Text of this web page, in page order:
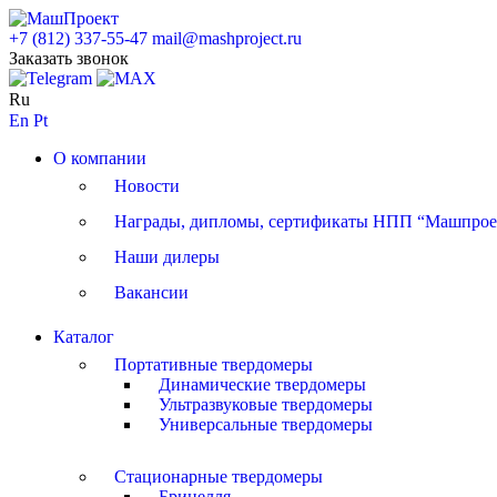
+7 (812) 337-55-47 mail@mashproject.ru
Заказать звонок
Ru
En Pt
О компании
Новости
Награды, дипломы, сертификаты НПП
Наши дилеры
Вакансии
Каталог
Портативные твердомеры
Динамические твердомеры
Ультразвуковые твердомеры
Универсальные твердомеры
Стационарные твердомеры